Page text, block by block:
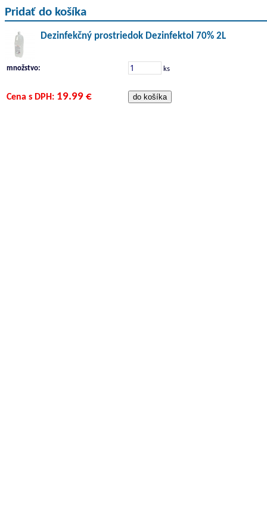
Pridať do košíka
Dezinfekčný prostriedok Dezinfektol 70% 2L
množstvo: ks
Cena s DPH: 19.99 €